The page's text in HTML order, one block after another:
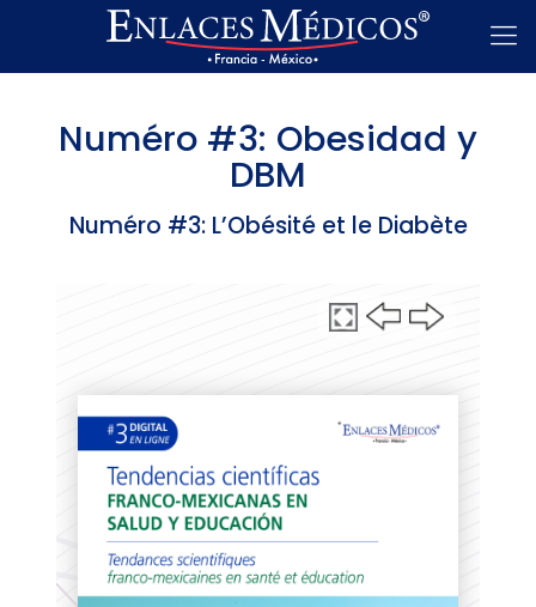
Numéro #3: Obesidad y
DBM
Numéro #3: L’Obésité et le Diabète